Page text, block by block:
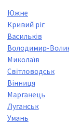
Южне
Кривий ріг
Васильків
Володимир-
Миколаїв
Світловодськ
Вінниця
Марганець
Луганськ
Умань